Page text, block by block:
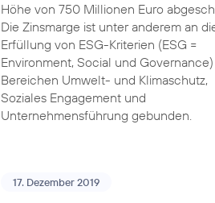
Höhe von 750 Millionen Euro
Die Zinsmarge ist unter anderem an
Erfüllung von ESG-Kriterien (ESG =
Environment, Social und
Bereichen Umwelt- und Klimaschutz,
Soziales Engagement und
Unternehmensführung gebunden.
17. Dezember 2019